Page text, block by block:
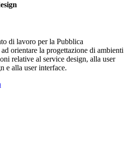
di lavoro per la Pubblica
orientare la progettazione di ambienti
relative al service design, alla user
e alla user interface.